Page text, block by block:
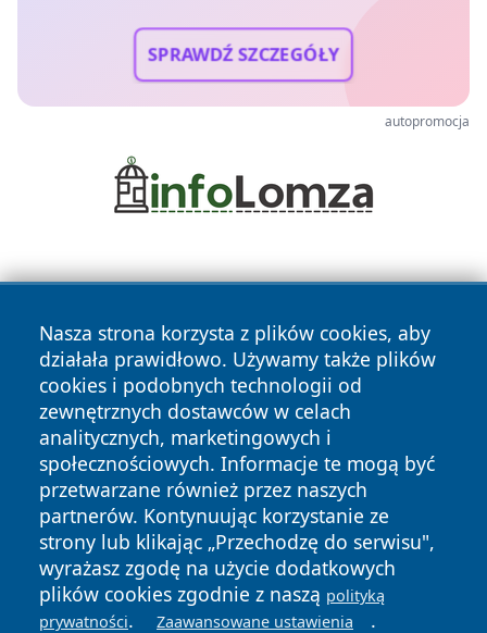
SPRAWDŹ SZCZEGÓŁY
autopromocja
Nasza strona korzysta z plików cookies, aby
działała prawidłowo. Używamy także plików
cookies i podobnych technologii od
zewnętrznych dostawców w celach
analitycznych, marketingowych i
społecznościowych. Informacje te mogą być
przetwarzane również przez naszych
partnerów. Kontynuując korzystanie ze
strony lub klikając „Przechodzę do serwisu",
wyrażasz zgodę na użycie dodatkowych
plików cookies zgodnie z naszą polityką
prywatności. Zaawansowane ustawienia .
Copyright © 2026 czestochowanews.pl Wszystkie prawa
zastrzeżone.
News Autorzy
Polityka
Prywatności
Polityka
Cookies
cześć